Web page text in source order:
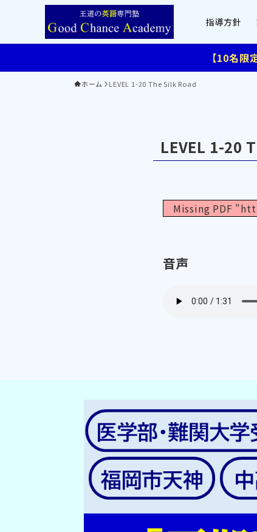
指導方針
【10名限
ホーム LEVEL 1-20 The Silk Road
LEVEL 1-20
Missing PDF
音声